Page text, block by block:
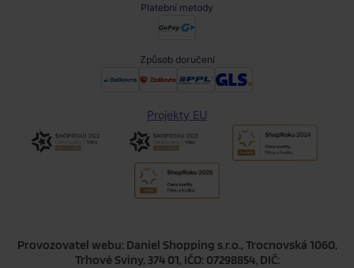
Platební metody
Způsob doručení
Projekty EU
Provozovatel webu: Daniel Shopping s.r.o., Trocnovská 1060,
Trhové Sviny, 374 01, IČO: 07298854, DIČ: